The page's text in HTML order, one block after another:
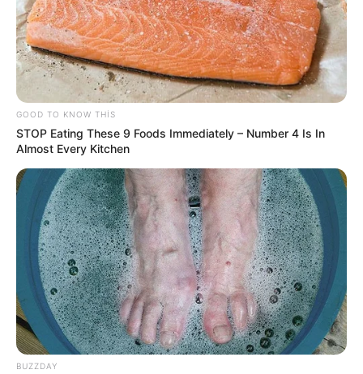
10:08 / 06 Avqust 2026 MARAQLI
enerjisi:Yapon mühəndisdən
0
GOOD TO KNOW THIS
STOP Eating These 9 Foods Immediately – Number 4 Is In
Almost Every Kitchen
BUZZDAY